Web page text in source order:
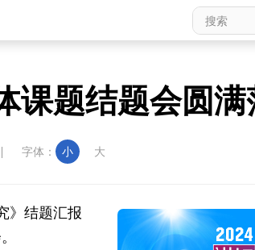
题结题会圆满
字体： 小 大
》结题汇报